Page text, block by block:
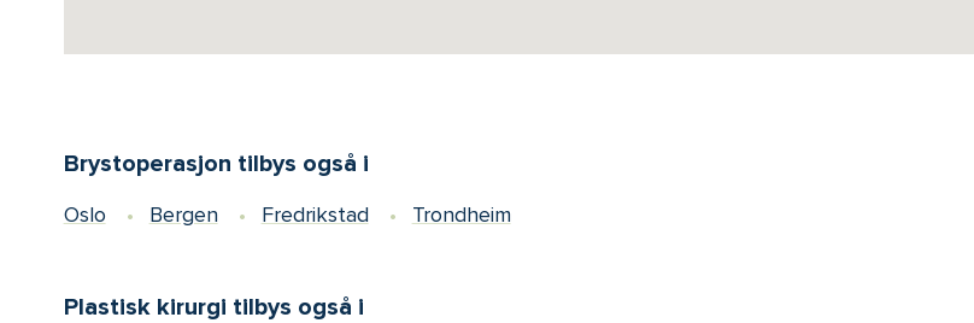
Brystoperasjon tilbys også i
Oslo Bergen Fredrikstad Trondheim
Plastisk kirurgi tilbys også i